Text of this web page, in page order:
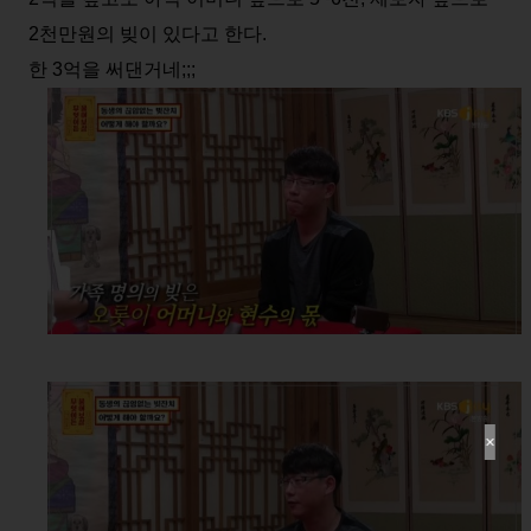
2천만원의 빚이 있다고 한다.
한 3억을 써댄거네;;;
✕